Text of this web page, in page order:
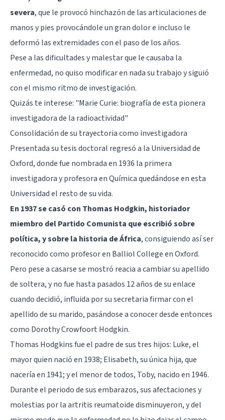
severa, que le provocó hinchazón de las articulaciones de
manos y pies provocándole un gran dolor e incluso le
deformó las extremidades con el paso de los años.
Pese a las dificultades y malestar que le causaba la
enfermedad, no quiso modificar en nada su trabajo y siguió
con el mismo ritmo de investigación.
Quizás te interese: "Marie Curie: biografía de esta pionera
investigadora de la radioactividad"
Consolidación de su trayectoria como investigadora
Presentada su tesis doctoral regresó a la Universidad de
Oxford, donde fue nombrada en 1936 la primera
investigadora y profesora en Química quedándose en esta
Universidad el resto de su vida.
En 1937 se casó con Thomas Hodgkin, historiador
miembro del Partido Comunista que escribió sobre
política, y sobre la historia de África, consiguiendo así ser
reconocido como profesor en Balliol College en Oxford.
Pero pese a casarse se mostró reacia a cambiar su apellido
de soltera, y no fue hasta pasados 12 años de su enlace
cuando decidió, influida por su secretaria firmar con el
apellido de su marido, pasándose a conocer desde entonces
como Dorothy Crowfoort Hodgkin.
Thomas Hodgkins fue el padre de sus tres hijos: Luke, el
mayor quien nació en 1938; Elisabeth, su única hija, que
nacería en 1941; y el menor de todos, Toby, nacido en 1946.
Durante el periodo de sus embarazos, sus afectaciones y
molestias por la artritis reumatoide disminuyeron, y del